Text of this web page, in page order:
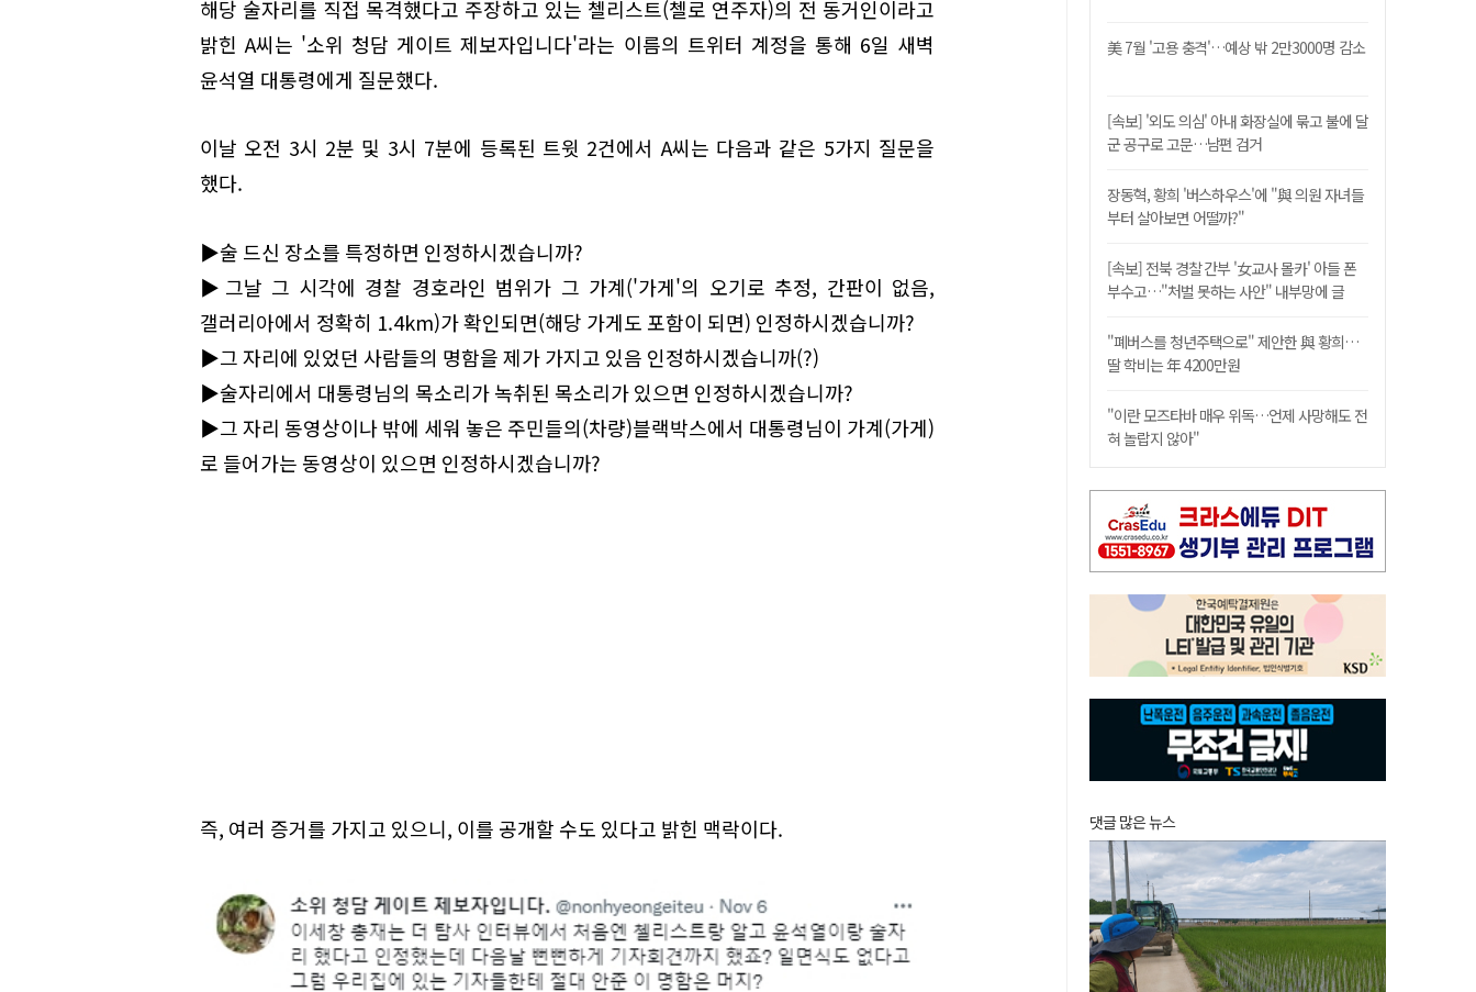
해당 술자리를 직접 목격했다고 주장하고 있는 첼리스트(첼로 연주자)의 전 동거인이라고
밝힌 A씨는 '소위 청담 게이트 제보자입니다'라는 이름의 트위터 계정을 통해 6일 새벽
윤석열 대통령에게 질문했다.
이날 오전 3시 2분 및 3시 7분에 등록된 트윗 2건에서 A씨는 다음과 같은 5가지 질문을
했다.
▶술 드신 장소를 특정하면 인정하시겠습니까?
▶그날 그 시각에 경찰 경호라인 범위가 그 가계('가게'의 오기로 추정, 간판이 없음,
갤러리아에서 정확히 1.4km)가 확인되면(해당 가게도 포함이 되면) 인정하시겠습니까?
▶그 자리에 있었던 사람들의 명함을 제가 가지고 있음 인정하시겠습니까(?)
▶술자리에서 대통령님의 목소리가 녹취된 목소리가 있으면 인정하시겠습니까?
▶그 자리 동영상이나 밖에 세워 놓은 주민들의(차량)블랙박스에서 대통령님이 가계(가게)
로 들어가는 동영상이 있으면 인정하시겠습니까?
즉, 여러 증거를 가지고 있으니, 이를 공개할 수도 있다고 밝힌 맥락이다.
美 7월 '고용 충격'…예상 밖 2만3000명 감소
[속보] '외도 의심' 아내 화장실에 묶고 불에 달
군 공구로 고문…남편 검거
장동혁, 황희 '버스하우스'에 "與 의원 자녀들
부터 살아보면 어떨까?"
[속보] 전북 경찰 간부 '女교사 몰카' 아들 폰
부수고…"처벌 못하는 사안" 내부망에 글
"폐버스를 청년주택으로" 제안한 與 황희…
딸 학비는 年 4200만원
"이란 모즈타바 매우 위독…언제 사망해도 전
혀 놀랍지 않아"
댓글 많은 뉴스